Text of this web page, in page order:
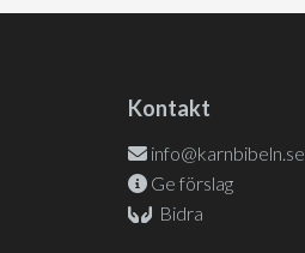
Kontakt
info@karnbibeln.se
Ge förslag
Bidra